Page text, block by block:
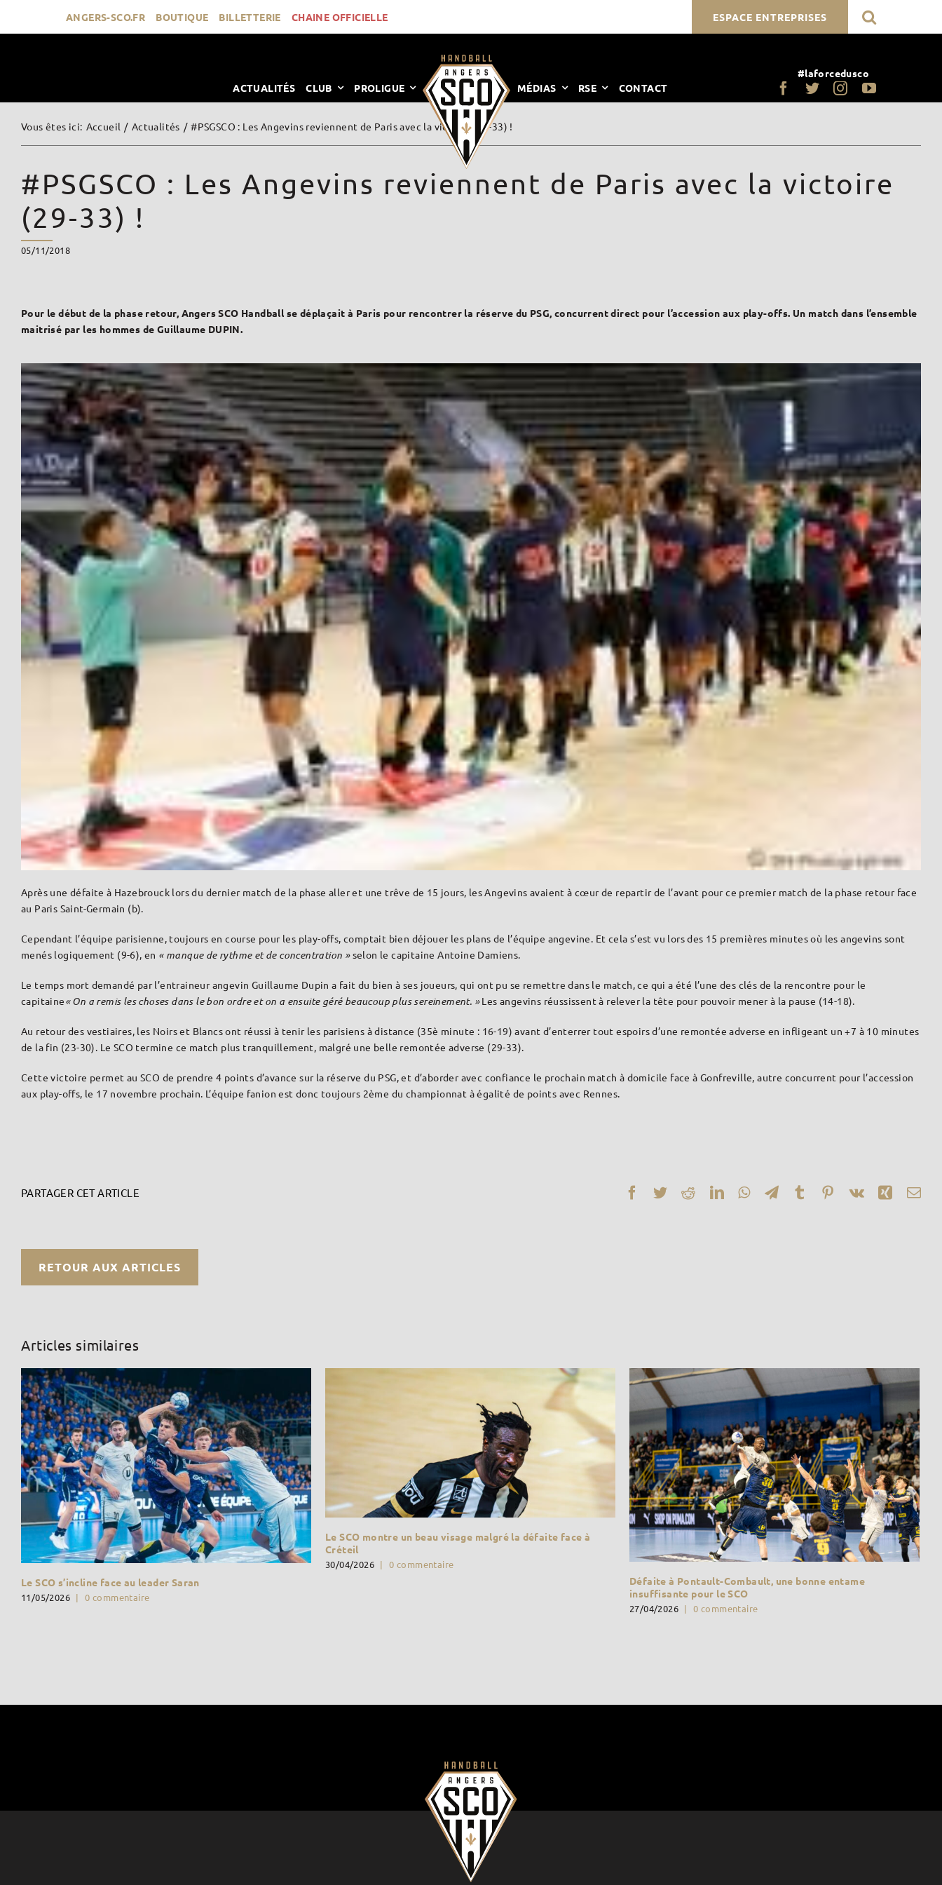
ANGERS-SCO.FR BOUTIQUE BILLETTERIE CHAINE OFFICIELLE ESPACE ENTREPRISES
ACTUALITÉS CLUB PROLIGUE MÉDIAS RSE CONTACT
#laforcedusco
Vous êtes ici: Accueil / Actualités / #PSGSCO : Les Angevins reviennent de Paris avec la victoire (29-33) !
#PSGSCO : Les Angevins reviennent de Paris avec la victoire
(29-33) !
05/11/2018
Pour le début de la phase retour, Angers SCO Handball se déplaçait à Paris pour rencontrer la réserve du PSG, concurrent direct pour l’accession aux play-offs. Un match dans l’ensemble
maitrisé par les hommes de Guillaume DUPIN.
Après une défaite à Hazebrouck lors du dernier match de la phase aller et une trêve de 15 jours, les Angevins avaient à cœur de repartir de l’avant pour ce premier match de la phase retour face
au Paris Saint-Germain (b).
Cependant l’équipe parisienne, toujours en course pour les play-offs, comptait bien déjouer les plans de l’équipe angevine. Et cela s’est vu lors des 15 premières minutes où les angevins sont
menés logiquement (9-6), en « manque de rythme et de concentration »selon le capitaine Antoine Damiens.
Le temps mort demandé par l’entraineur angevin Guillaume Dupin a fait du bien à ses joueurs, qui ont pu se remettre dans le match, ce qui a été l’une des clés de la rencontre pour le
capitaine« On a remis les choses dans le bon ordre et on a ensuite géré beaucoup plus sereinement. »Les angevins réussissent à relever la tête pour pouvoir mener à la pause (14-18).
Au retour des vestiaires, les Noirs et Blancs ont réussi à tenir les parisiens à distance (35è minute : 16-19) avant d’enterrer tout espoirs d’une remontée adverse en infligeant un +7 à 10 minutes
de la fin (23-30). Le SCO termine ce match plus tranquillement, malgré une belle remontée adverse (29-33).
Cette victoire permet au SCO de prendre 4 points d’avance sur la réserve du PSG, et d’aborder avec confiance le prochain match à domicile face à Gonfreville, autre concurrent pour l’accession
aux play-offs, le 17 novembre prochain. L’équipe fanion est donc toujours 2ème du championnat à égalité de points avec Rennes.
PARTAGER CET ARTICLE Facebook
TwitterRedditLinkedInWhatsAppTelegram
TumblrPinterest
Vk Xing
RETOUR AUX ARTICLES
Articles similaires
Le SCO s’incline face au leader Saran
11/05/2026 | 0 commentaire
Le SCO montre un beau visage malgré la défaite face à
Créteil
30/04/2026 | 0 commentaire
Défaite à Pontault-Combault, une bonne entame
insuffisante pour le SCO
27/04/2026 | 0 commentaire